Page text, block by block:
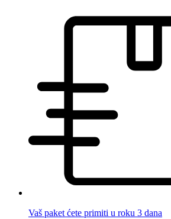
Vaš paket ćete primiti u roku 3 dana